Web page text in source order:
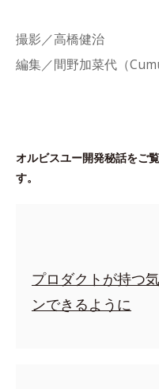
撮影／高橋健治
編集／間野加菜代（
オルビスユー開発秘話をご
す。
プロダクトが持つ
ンできるように